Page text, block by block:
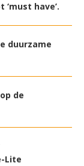
‘must have’.
duurzame
de
Lite